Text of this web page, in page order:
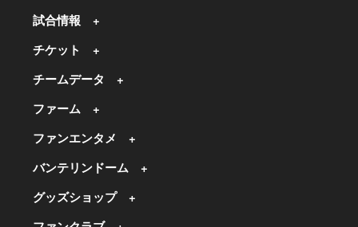
試合情報
チケット
チームデータ
ファーム
ファンエンタメ
バンテリンドーム
グッズショップ